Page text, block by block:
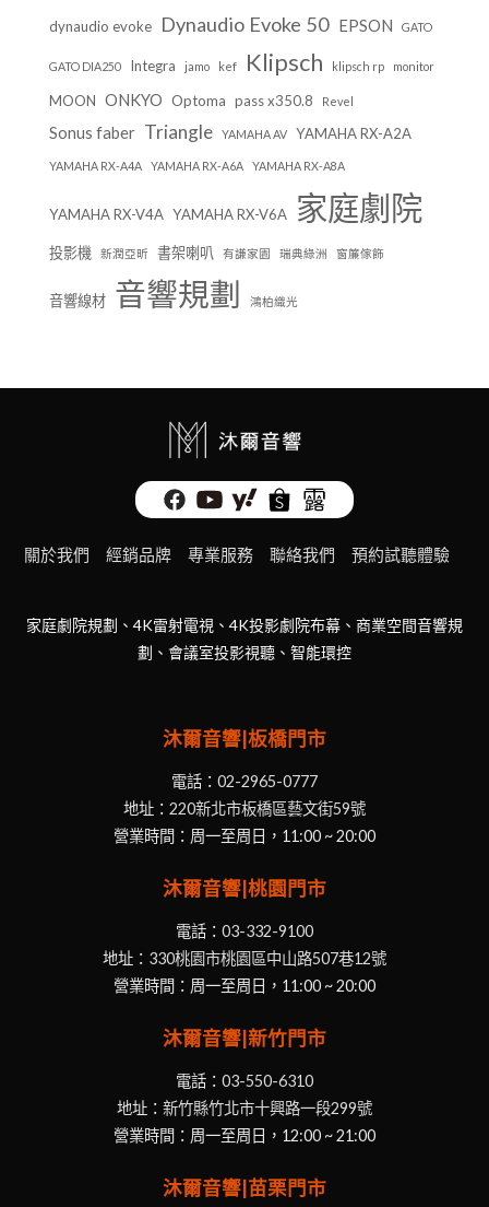
dynaudio evoke Dynaudio Evoke 50 EPSON GATO
GATO DIA250 Integra jamo kef Klipsch klipsch rp monitor
MOON ONKYO Optoma pass x350.8 Revel
Sonus faber Triangle YAMAHA AV YAMAHA RX-A2A
YAMAHA RX-A4A YAMAHA RX-A6A YAMAHA RX-A8A
YAMAHA RX-V4A YAMAHA RX-V6A 家庭劇院
投影機 新潤亞昕 書架喇叭 有謙家園 瑞典綠洲 窗簾傢飾
音響線材 音響規劃 鴻柏織光
關於我們 經銷品牌 專業服務 聯絡我們 預約試聽體驗
家庭劇院規劃、4K雷射電視、4K投影劇院布幕、商業空間音響規
劃、會議室投影視聽、智能環控
沐爾音響|板橋門市
電話： 02-2965-0777
地址： 220新北市板橋區藝文街59號
營業時間：周一至周日，11:00 ~ 20:00
沐爾音響|桃園門市
電話： 03-332-9100
地址： 330桃園市桃園區中山路507巷12號
營業時間：周一至周日，11:00 ~ 20:00
沐爾音響|新竹門市
電話： 03-550-6310
地址： 新竹縣竹北市十興路一段299號
營業時間：周一至周日，12:00 ~ 21:00
沐爾音響|苗栗門市